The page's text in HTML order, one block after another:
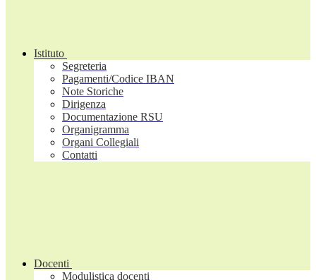
Istituto
Segreteria
Pagamenti/Codice IBAN
Note Storiche
Dirigenza
Documentazione RSU
Organigramma
Organi Collegiali
Contatti
Docenti
Modulistica docenti